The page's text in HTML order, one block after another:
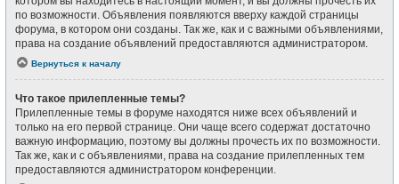
по возможности. Объявления появляются вверху каждой страницы
форума, в котором они созданы. Так же, как и с важными объявлениями,
права на создание объявлений предоставляются администратором.
Вернуться к началу
Что такое прилепленные темы?
Прилепленные темы в форуме находятся ниже всех объявлений и
только на его первой странице. Они чаще всего содержат достаточно
важную информацию, поэтому вы должны прочесть их по возможности.
Так же, как и с объявлениями, права на создание прилепленных тем
предоставляются администратором конференции.